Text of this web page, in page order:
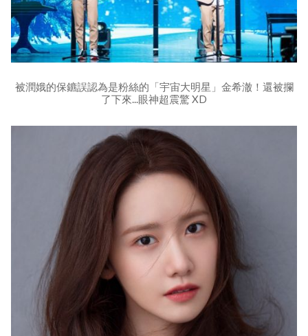
被潤娥的保鑣誤認為是粉絲的「宇宙大明星」金希澈！還被攔
了下來...眼神超震驚 XD